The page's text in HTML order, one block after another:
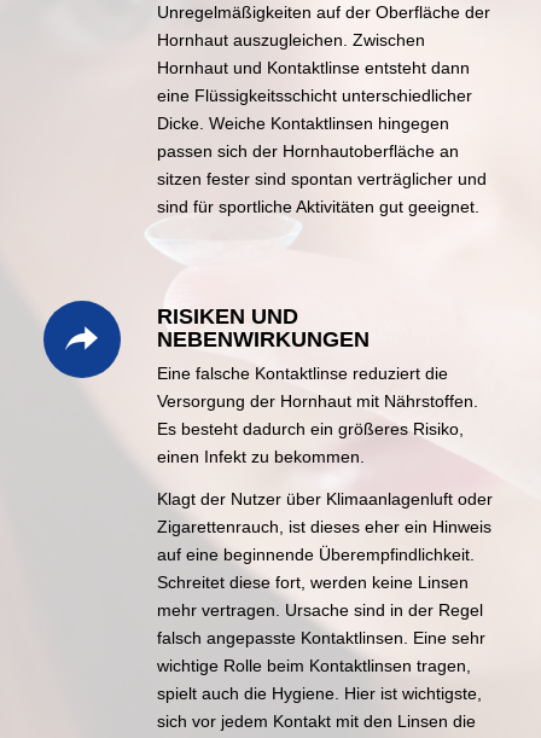
Unregelmäßigkeiten auf der Oberfläche der
Hornhaut auszugleichen. Zwischen
Hornhaut und Kontaktlinse entsteht dann
eine Flüssigkeitsschicht unterschiedlicher
Dicke. Weiche Kontaktlinsen hingegen
passen sich der Hornhautoberfläche an
sitzen fester sind spontan verträglicher und
sind für sportliche Aktivitäten gut geeignet.
RISIKEN UND
NEBENWIRKUNGEN
Eine falsche Kontaktlinse reduziert die
Versorgung der Hornhaut mit Nährstoffen.
Es besteht dadurch ein größeres Risiko,
einen Infekt zu bekommen.
Klagt der Nutzer über Klimaanlagenluft oder
Zigarettenrauch, ist dieses eher ein Hinweis
auf eine beginnende Überempfindlichkeit.
Schreitet diese fort, werden keine Linsen
mehr vertragen. Ursache sind in der Regel
falsch angepasste Kontaktlinsen. Eine sehr
wichtige Rolle beim Kontaktlinsen tragen,
spielt auch die Hygiene. Hier ist wichtigste,
sich vor jedem Kontakt mit den Linsen die